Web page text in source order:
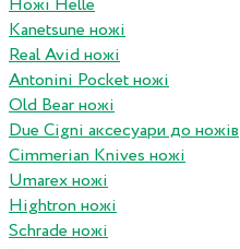
Ножі Helle
Kanetsune ножі
Real Avid ножі
Antonini Pocket ножі
Old Bear ножі
Due Cigni аксесуари до ножів
Cimmerian Knives ножі
Umarex ножі
Hightron ножі
Schrade ножі